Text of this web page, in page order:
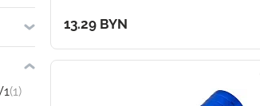
(1)
13.29 BYN